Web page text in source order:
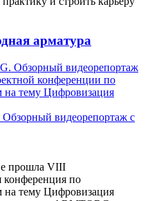
арматура
видеорепортаж с
прошла VIII
конференция по
на тему Цифровизация